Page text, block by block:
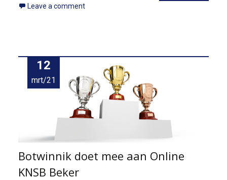
Leave a comment
12
mrt/21
Botwinnik doet mee aan Online
KNSB Beker